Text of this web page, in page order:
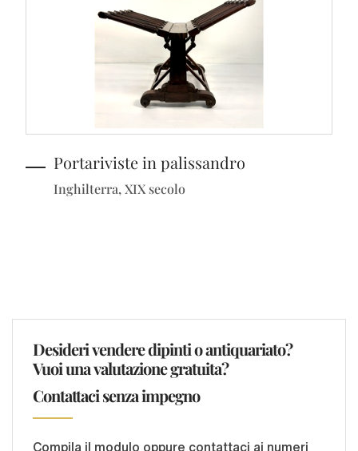
Portariviste in palissandro
Inghilterra, XIX secolo
Desideri vendere dipinti o antiquariato?
Vuoi una valutazione gratuita?
Contattaci senza impegno
Compila il modulo oppure contattaci ai numeri